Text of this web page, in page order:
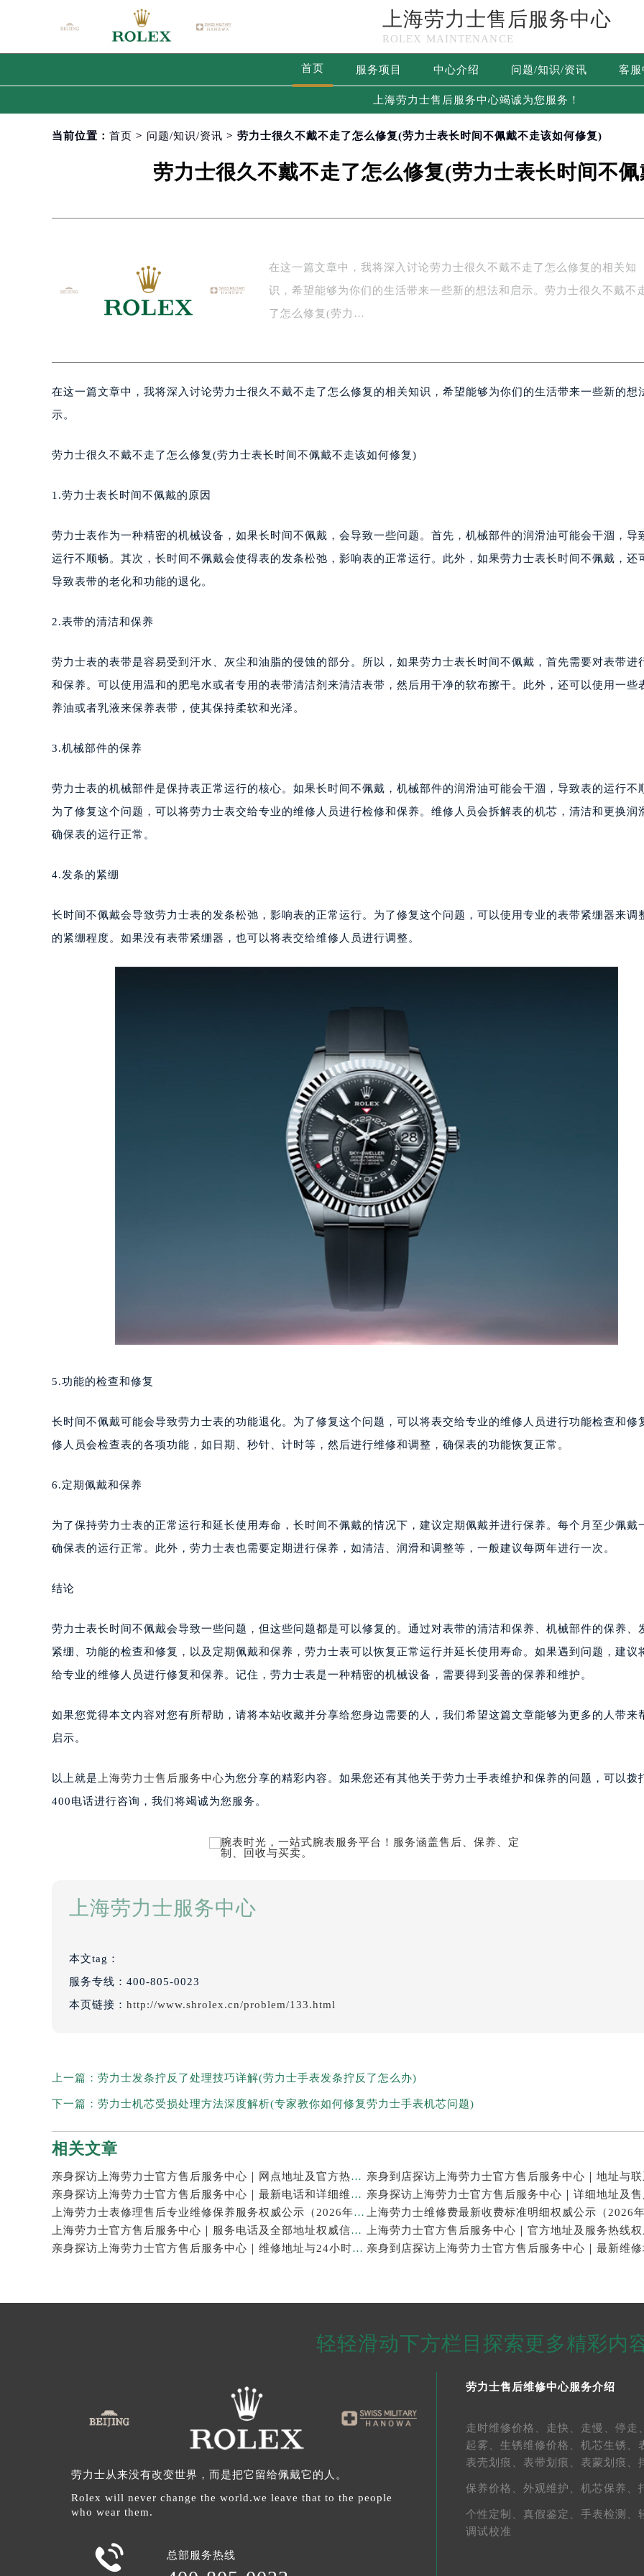
上海劳力士售后服务中心
ROLEX MAINTENANCE
首页 服务项目 中心介绍 问题/知识/资讯 客服
上海劳力士售后服务中心竭诚为您服务！
当前位置： 首页 > 问题/知识/资讯 > 劳力士很久不戴不走了怎么修复(劳力士表长时间不佩戴不走该如何修复)
劳力士很久不戴不走了怎么修复(劳力士表长时间不
在这一篇文章中，我将深入讨论劳力士很久不戴不走了怎么修复的相关知
识，希望能够为你们的生活带来一些新的想法和启示。劳力士很久不戴不
了怎么修复(劳力…
在这一篇文章中，我将深入讨论劳力士很久不戴不走了怎么修复的相关知识，希望能够为你们的生活带来一些新的想
示。
劳力士很久不戴不走了怎么修复(劳力士表长时间不佩戴不走该如何修复)
1.劳力士表长时间不佩戴的原因
劳力士表作为一种精密的机械设备，如果长时间不佩戴，会导致一些问题。首先，机械部件的润滑油可能会干涸，导
运行不顺畅。其次，长时间不佩戴会使得表的发条松弛，影响表的正常运行。此外，如果劳力士表长时间不佩戴，还
导致表带的老化和功能的退化。
2.表带的清洁和保养
劳力士表的表带是容易受到汗水、灰尘和油脂的侵蚀的部分。所以，如果劳力士表长时间不佩戴，首先需要对表带进
和保养。可以使用温和的肥皂水或者专用的表带清洁剂来清洁表带，然后用干净的软布擦干。此外，还可以使用一些
养油或者乳液来保养表带，使其保持柔软和光泽。
3.机械部件的保养
劳力士表的机械部件是保持表正常运行的核心。如果长时间不佩戴，机械部件的润滑油可能会干涸，导致表的运行不
为了修复这个问题，可以将劳力士表交给专业的维修人员进行检修和保养。维修人员会拆解表的机芯，清洁和更换润
确保表的运行正常。
4.发条的紧绷
长时间不佩戴会导致劳力士表的发条松弛，影响表的正常运行。为了修复这个问题，可以使用专业的表带紧绷器来调
的紧绷程度。如果没有表带紧绷器，也可以将表交给维修人员进行调整。
5.功能的检查和修复
长时间不佩戴可能会导致劳力士表的功能退化。为了修复这个问题，可以将表交给专业的维修人员进行功能检查和修
修人员会检查表的各项功能，如日期、秒针、计时等，然后进行维修和调整，确保表的功能恢复正常。
6.定期佩戴和保养
为了保持劳力士表的正常运行和延长使用寿命，长时间不佩戴的情况下，建议定期佩戴并进行保养。每个月至少佩戴
确保表的运行正常。此外，劳力士表也需要定期进行保养，如清洁、润滑和调整等，一般建议每两年进行一次。
结论
劳力士表长时间不佩戴会导致一些问题，但这些问题都是可以修复的。通过对表带的清洁和保养、机械部件的保养、
紧绷、功能的检查和修复，以及定期佩戴和保养，劳力士表可以恢复正常运行并延长使用寿命。如果遇到问题，建议
给专业的维修人员进行修复和保养。记住，劳力士表是一种精密的机械设备，需要得到妥善的保养和维护。
如果您觉得本文内容对您有所帮助，请将本站收藏并分享给您身边需要的人，我们希望这篇文章能够为更多的人带来
启示。
以上就是 上海劳力士售后服务中心为您分享的精彩内容。如果您还有其他关于劳力士手表维护和保养的问题，可以拨
400电话进行咨询，我们将竭诚为您服务。
上海劳力士服务中心
本文tag：
服务专线： 400-805-0023
本页链接： http://www.shrolex.cn/problem/133.html
上一篇： 劳力士发条拧反了处理技巧详解(劳力士手表发条拧反了怎么办)
下一篇： 劳力士机芯受损处理方法深度解析(专家教你如何修复劳力士手表机芯问题)
相关文章
亲身探访上海劳力士官方售后服务中心｜网点地址及官方热线（2026年7月最新）
亲身探访上海劳力士官方售后服务中心｜最新电话和详细维修地址（2026年7月最新）
上海劳力士表修理售后专业维修保养服务权威公示（2026年7月最新）
上海劳力士官方售后服务中心｜服务电话及全部地址权威信息公示（2026年7月最新）
亲身探访上海劳力士官方售后服务中心｜维修地址与24小时服务电话（2026年7月最新）
轻轻滑动下方栏目探索更多精彩内
劳力士从来没有改变世界，而是把它留给佩戴它的人。
Rolex will never change the world.we leave that to the people
who wear them.
 总部服务热线
劳力士售后维修中心服务介绍
走时维修价格、 走快、 走慢、 停走、
起雾、 生锈维修价格、 机芯生锈、
表壳划痕、 表带划痕、 表蒙划痕、
保养价格、 外观维护、 机芯保养、
个性定制、 真假鉴定、 手表检测、
调试校准